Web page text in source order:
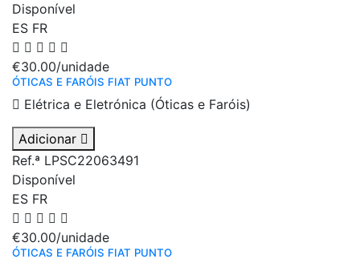
Disponível
ES FR
€30.00/unidade
ÓTICAS E FARÓIS FIAT PUNTO
Elétrica e Eletrónica (Óticas e Faróis)
Adicionar
Ref.ª LPSC22063491
Disponível
ES FR
€30.00/unidade
ÓTICAS E FARÓIS FIAT PUNTO